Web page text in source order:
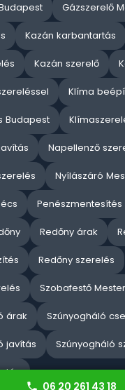
06 20 261 43 18
Gázszerelő
Kazán karbantartás
Kazán szerelő
Klíma
Budapest
Napellenző
Nyílászáró
Redőny árak
Redőny szerelés
Szobafestő Mester
árak Szúnyogháló
javítás Szúnyogháló